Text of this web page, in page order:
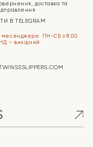
доставка та
В TELEGRAM
месенджери: ПН-СБ з 8:00
– вихідний